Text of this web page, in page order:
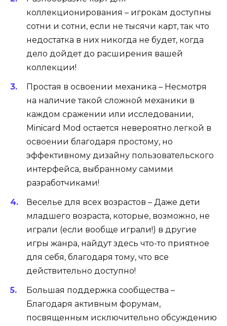
коллекционирования – игрокам доступны
сотни и сотни, если не тысячи карт, так что
недостатка в них никогда не будет, когда
дело дойдет до расширения вашей
коллекции!
Простая в освоении механика – Несмотря
на наличие такой сложной механики в
каждом сражении или исследовании,
Minicard Mod остается невероятно легкой в
освоении благодаря простому, но
эффективному дизайну пользовательского
интерфейса, выбранному самими
разработчиками!
Веселье для всех возрастов – Даже дети
младшего возраста, которые, возможно, не
играли (если вообще играли!) в другие
игры жанра, найдут здесь что-то приятное
для себя, благодаря тому, что все
действительно доступно!
Большая поддержка сообщества –
Благодаря активным форумам,
посвященным исключительно обсуждению